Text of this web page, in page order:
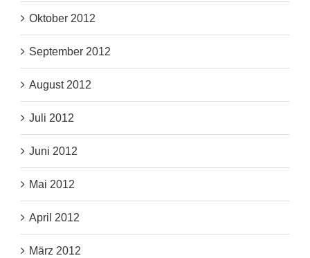
Oktober 2012
September 2012
August 2012
Juli 2012
Juni 2012
Mai 2012
April 2012
März 2012